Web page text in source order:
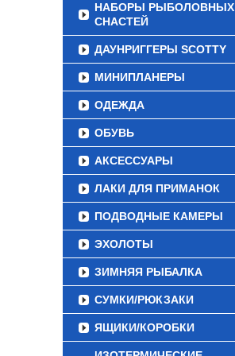
НАБОРЫ РЫБОЛОВНЫХ
СНАСТЕЙ
ДАУНРИГГЕРЫ SCOTTY
МИНИПЛАНЕРЫ
ОДЕЖДА
ОБУВЬ
АКСЕССУАРЫ
ЛАКИ ДЛЯ ПРИМАНОК
ПОДВОДНЫЕ КАМЕРЫ
ЭХОЛОТЫ
ЗИМНЯЯ РЫБАЛКА
СУМКИ/РЮКЗАКИ
ЯЩИКИ/КОРОБКИ